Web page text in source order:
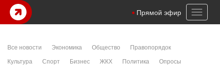
Toggle
Прямой эфир
Все новости Экономика Общество
Правопорядок
Культура
Спорт Бизнес ЖКХ Политика
Опросы